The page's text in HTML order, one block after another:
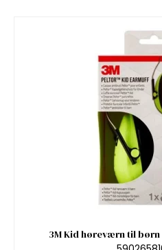
3M Kid høreværn til